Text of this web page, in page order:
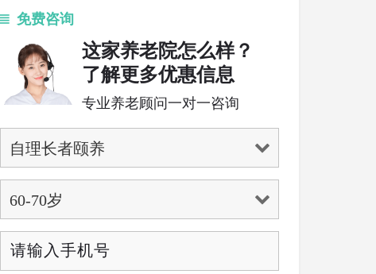
免费咨询
这家养老院怎么样？
了解更多优惠信息
专业养老顾问一对一咨询